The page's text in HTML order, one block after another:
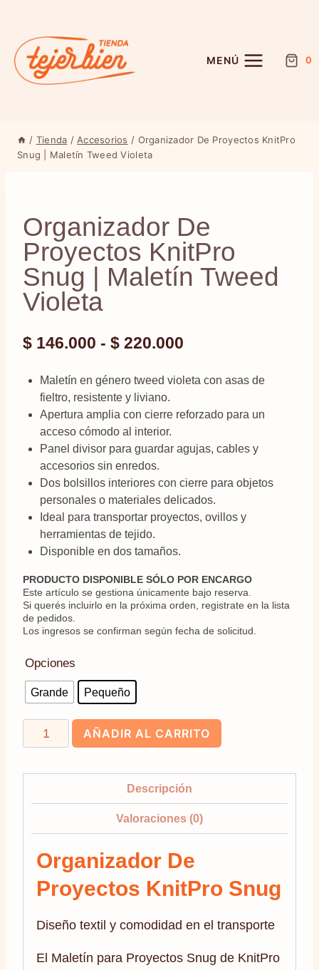
contenido
MENÚ 0
/ Tienda / Accesorios / Organizador De Proyectos KnitPro
Snug | Maletín Tweed Violeta
Organizador De
Proyectos KnitPro
Snug | Maletín Tweed
Violeta
$ 146.000 - $ 220.000
desde
$ 146.000
$ 220.000
Maletín en género tweed violeta con asas de
fieltro, resistente y liviano.
Apertura amplia con cierre reforzado para un
acceso cómodo al interior.
Panel divisor para guardar agujas, cables y
accesorios sin enredos.
Dos bolsillos interiores con cierre para objetos
personales o materiales delicados.
Ideal para transportar proyectos, ovillos y
herramientas de tejido.
Disponible en dos tamaños.
PRODUCTO DISPONIBLE SÓLO POR ENCARGO
Este artículo se gestiona únicamente bajo reserva.
Si querés incluirlo en la próxima orden, registrate en la lista
de pedidos.
Los ingresos se confirman según fecha de solicitud.
Opciones
Grande Pequeño
Organizador
de
Snug
Tweed
Violeta
AÑADIR AL CARRITO
Descripción
Valoraciones (0)
Organizador De
Proyectos KnitPro Snug
Diseño textil y comodidad en el transporte
El Maletín para Proyectos Snug de KnitPro